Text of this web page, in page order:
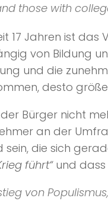
those with
17 Jahren ist das
von Bildung
und die
desto
Bürger nicht
an der
die sich
führt“und dass
von